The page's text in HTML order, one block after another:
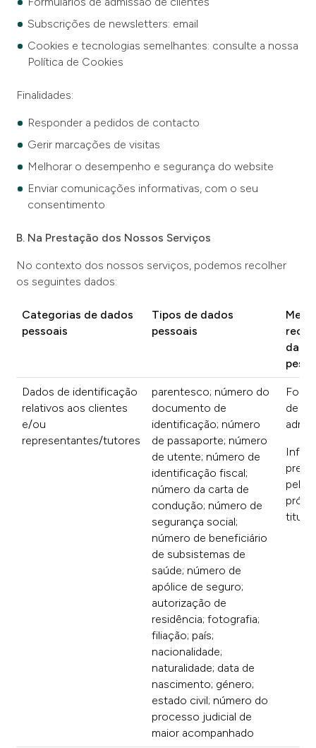
Subscrições de newsletters: email
Cookies e tecnologias semelhantes: consulte a nossa
Política de Cookies
Finalidades:
Responder a pedidos de contacto
Gerir marcações de visitas
Melhorar o desempenho e segurança do website
Enviar comunicações informativas, com o seu
consentimento
B. Na Prestação dos Nossos Serviços
No contexto dos nossos serviços, podemos recolher
os seguintes dados:
Categorias de dados
pessoais
Tipos de dados
pessoais
Meio
Dados de identificação
relativos aos clientes
e/ou
representantes/tutores
parentesco; número do
documento de
identificação; número
de passaporte; número
de utente; número de
identificação fiscal;
número da carta de
condução; número de
segurança social;
número de beneficiário
de subsistemas de
saúde; número de
apólice de seguro;
autorização de
residência; fotografia;
filiação; país;
nacionalidade;
naturalidade; data de
nascimento; género;
estado civil; número do
processo judicial de
maior acompanhado
de
pelos